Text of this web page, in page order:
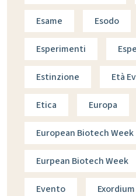
Esame Esodo
Esperimenti
Estinzione Età
Etica Europa
European Biotech Week
Eurpean Biotech Week
Evento Exordium